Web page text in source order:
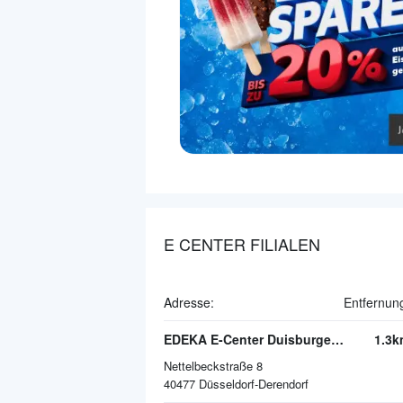
E CENTER FILIALEN
Adresse:
EDEKA E-Center Duisburger Straße
Nettelbeckstraße 8
40477 Düsseldorf-Derendorf